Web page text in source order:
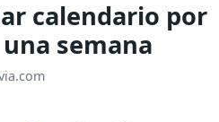
calendario por
semana